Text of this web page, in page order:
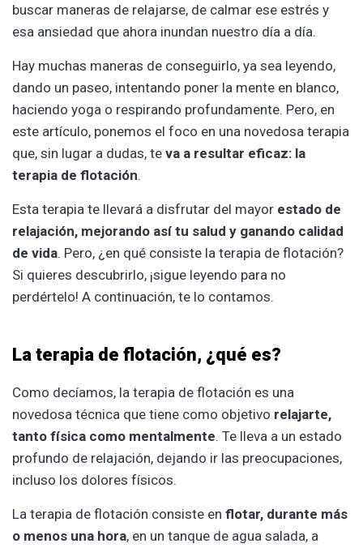
buscar maneras de relajarse, de calmar ese estrés y
esa ansiedad que ahora inundan nuestro día a día.
Hay muchas maneras de conseguirlo, ya sea leyendo,
dando un paseo, intentando poner la mente en blanco,
haciendo yoga o respirando profundamente. Pero, en
este artículo, ponemos el foco en una novedosa terapia
que, sin lugar a dudas, te va a resultar eficaz: la
terapia de flotación.
Esta terapia te llevará a disfrutar del mayor estado de
relajación, mejorando así tu salud y ganando calidad
de vida. Pero, ¿en qué consiste la terapia de flotación?
Si quieres descubrirlo, ¡sigue leyendo para no
perdértelo! A continuación, te lo contamos.
La terapia de flotación, ¿qué es?
Como decíamos, la terapia de flotación es una
novedosa técnica que tiene como objetivo relajarte,
tanto física como mentalmente. Te lleva a un estado
profundo de relajación, dejando ir las preocupaciones,
incluso los dolores físicos.
La terapia de flotación consiste en flotar, durante más
o menos una hora, en un tanque de agua salada, a